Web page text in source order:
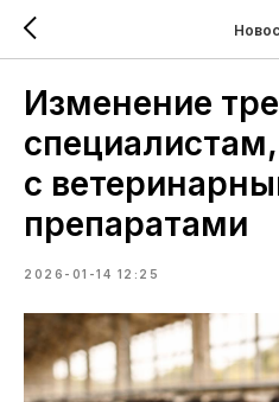
Изменение
с
препаратами
2026-01-14 12:25